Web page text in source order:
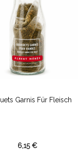
Garnis Für Fleisch
6,15 €